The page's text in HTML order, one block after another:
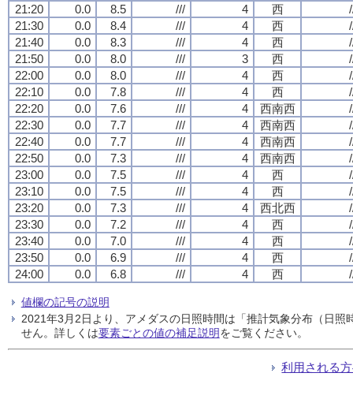
21:20
0.0 8.5 /// 4 西
21:30
0.0 8.4 /// 4 西
21:40
0.0 8.3 /// 4 西
21:50
0.0 8.0 /// 3 西
22:00
0.0 8.0 /// 4 西
22:10
0.0 7.8 /// 4 西
22:20
0.0 7.6 /// 4 西南西
22:30
0.0 7.7 /// 4 西南西
22:40
0.0 7.7 /// 4 西南西
22:50
0.0 7.3 /// 4 西南西
23:00
0.0 7.5 /// 4 西
23:10
0.0 7.5 /// 4 西
23:20
0.0 7.3 /// 4 西北西
23:30
0.0 7.2 /// 4 西
23:40
0.0 7.0 /// 4 西
23:50
0.0 6.9 /// 4 西
24:00
0.0 6.8 /// 4 西
値欄の記号の説明
2021年3月2日より、アメダスの日照時間は「推計気象分布（日
せん。詳しくは要素ごとの値の補足説明をご覧ください。
利用される